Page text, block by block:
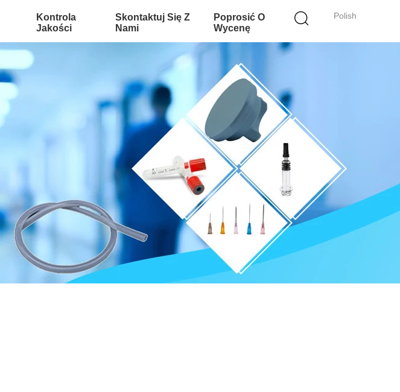
Polish
Kontrola
Jakości
Skontaktuj Się Z
Nami
Poprosić O
Wycenę